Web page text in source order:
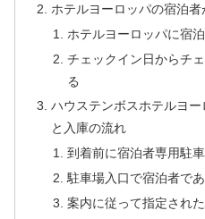
ホテルヨーロッパの宿泊
ホテルヨーロッパに宿
チェックイン日からチ
る
ハウステンボスホテルヨ
と入庫の流れ
到着前に宿泊者専用駐
駐車場入口で宿泊者で
案内に従って指定され